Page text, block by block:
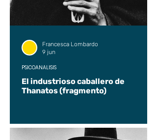
El industrioso caballero de
Thanatos (fragmento)
PSICOANÁLISIS
Francesca Lombardo
9 jun